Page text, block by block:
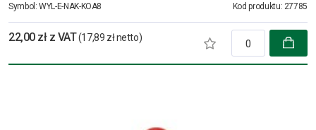
Symbol:WYL-E-NAK-KOA8 Kod produktu: 27785
22,00 zł z VAT(17,89 zł netto)